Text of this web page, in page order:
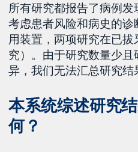
所有研究都报告了病例
考虑患者风险和病史的
用装置，两项研究在已
究）。由于研究数量少
异，我们无法汇总研究结
本系统综述研究
何？